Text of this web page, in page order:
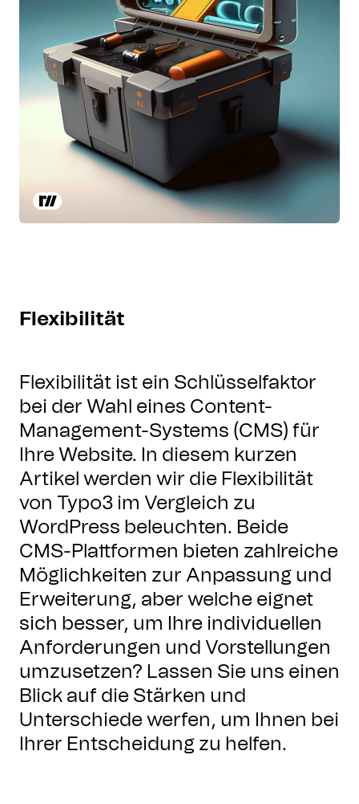
Flexibilität
Flexibilität ist ein Schlüsselfaktor
bei der Wahl eines Content-
Management-Systems (CMS) für
Ihre Website. In diesem kurzen
Artikel werden wir die Flexibilität
von Typo3 im Vergleich zu
WordPress beleuchten. Beide
CMS-Plattformen bieten zahlreiche
Möglichkeiten zur Anpassung und
Erweiterung, aber welche eignet
sich besser, um Ihre individuellen
Anforderungen und Vorstellungen
umzusetzen? Lassen Sie uns einen
Blick auf die Stärken und
Unterschiede werfen, um Ihnen bei
Ihrer Entscheidung zu helfen.